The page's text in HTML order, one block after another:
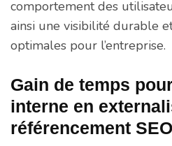
comportement des
ainsi une visibilité durable
optimales pour l’entreprise.
Gain de temps
interne en
référencement SEO